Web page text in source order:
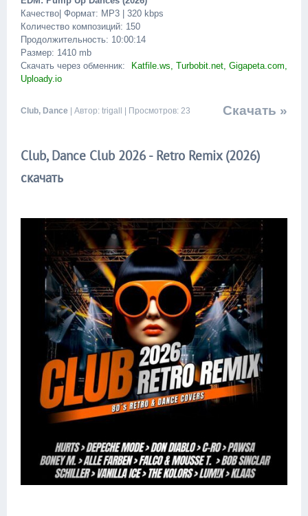
Качество| Формат: MP3 | 320 kbps
Количество композиций: 150
Продолжительность: 10:00:14
Размер: 1410 mb
Скачать через обменник:
Katfile.ws, Turbobit.net, Gigapeta.com,
Uploady.io
Скачать »
Club, Dance | Автор: trigall | Просмотров: 23
Club, Dance Club 2026 - Retro Remix (2026)
скачать